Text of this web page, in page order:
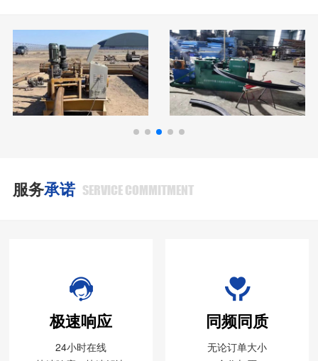
服务承诺 SERVICE COMMITMENT
极速响应
24小时在线
同频同质
无论订单大小